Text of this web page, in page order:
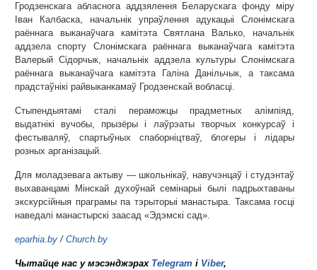
Гродзенскага абласнога аддзялення Беларускага фонду міру
Іван Калбаска, начальнік упраўлення адукацыі Слонімскага
раённага выканаўчага камітэта Святлана Валько, начальнік
аддзела спорту Слонімскага раённага выканаўчага камітэта
Валерый Сідорчык, начальнік аддзела культуры Слонімскага
раённага выканаўчага камітэта Галіна Данільчык, а таксама
прадстаўнікі райвыканкамаў Гродзенскай вобласці.
Стыпендыятамі сталі пераможцы прадметных алімпіяд,
выдатнікі вучобы, прызёры і лаўрэаты творчых конкурсаў і
фестываляў, спартыўных спаборніцтваў, блогеры і лідары
розных арганізацый.
Для моладзевага актыву — школьнікаў, навучэнцаў і студэнтаў
выхаванцамі Мінскай духоўнай семінарыі былі падрыхтаваны
экскурсійныя праграмы па тэрыторыі манастыра. Таксама госці
наведалі манастырскі заасад «Эдэмскі сад».
eparhia.by / Church.by
Чытайце нас у мэсэнджэрах Telegram і Viber,